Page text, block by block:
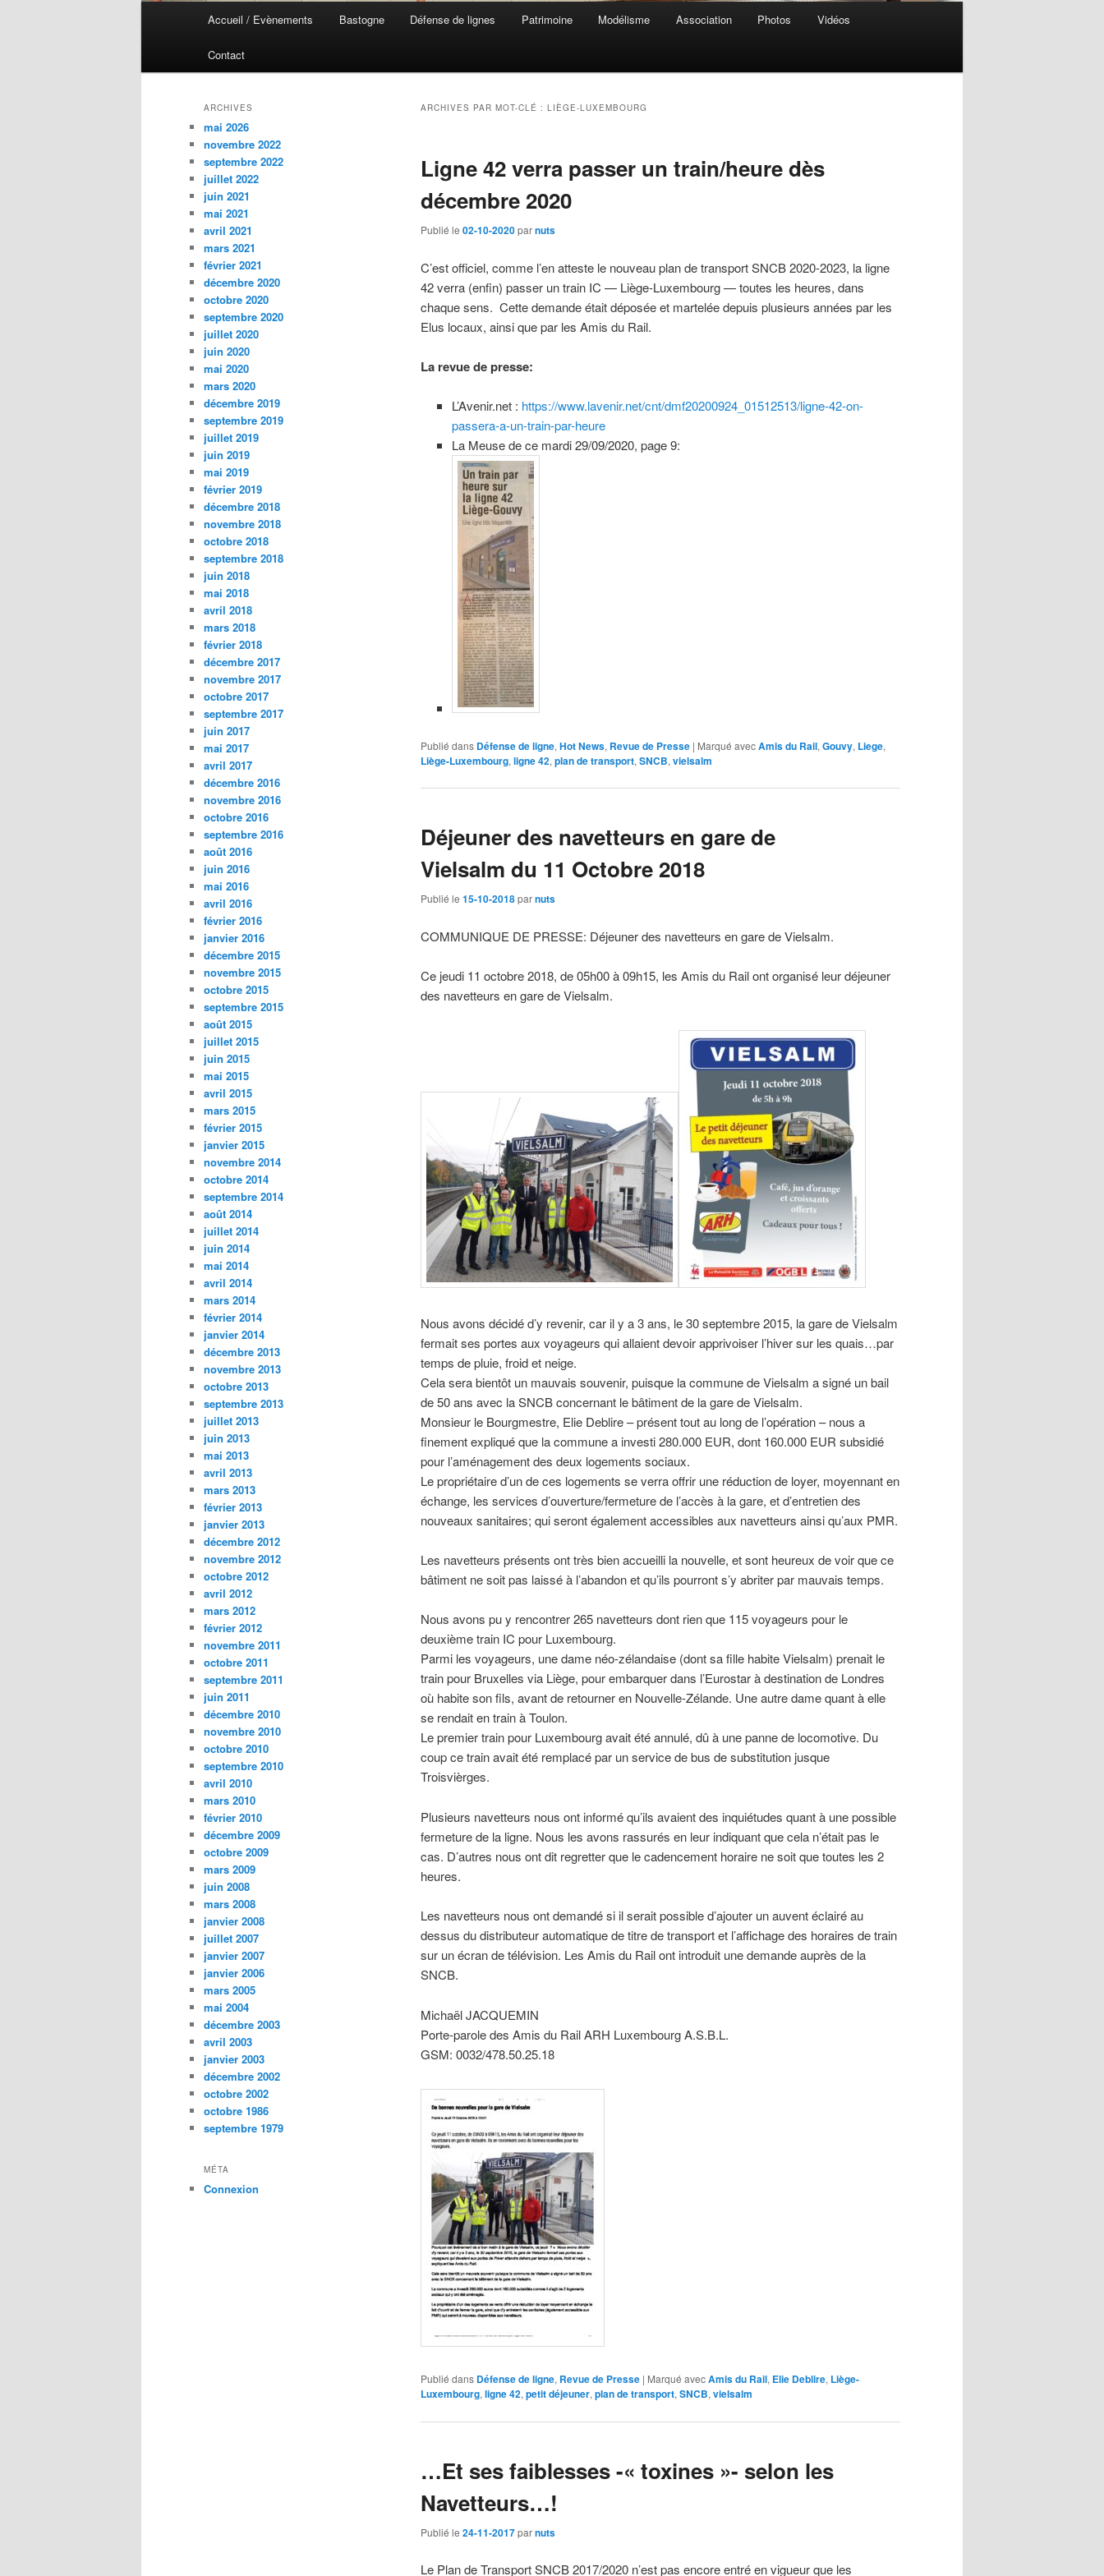
Aller
au
contenu
principal
Aller
au
contenu
secondaire
Accueil / Evènements Bastogne Défense de lignes Patrimoine Modélisme Association Photos Vidéos
Contact
ARCHIVES PAR MOT-CLÉ : LIÈGE-LUXEMBOURG
Ligne 42 verra passer un train/heure dès
décembre 2020
Publié le 02-10-2020parnuts
C’est officiel, comme l’en atteste le nouveau plan de transport SNCB 2020-2023, la ligne
42 verra (enfin) passer un train IC — Liège-Luxembourg — toutes les heures, dans
chaque sens. Cette demande était déposée et martelée depuis plusieurs années par les
Elus locaux, ainsi que par les Amis du Rail.
La revue de presse:
L’Avenir.net : https://www.lavenir.net/cnt/dmf20200924_01512513/ligne-42-on-
passera-a-un-train-par-heure
La Meuse de ce mardi 29/09/2020, page 9:
Publié dans Défense de ligne, Hot News, Revue de Presse | Marqué avecAmis du Rail, Gouvy, Liege,
Liège-Luxembourg, ligne 42, plan de transport, SNCB, vielsalm
Déjeuner des navetteurs en gare de
Vielsalm du 11 Octobre 2018
Publié le 15-10-2018parnuts
COMMUNIQUE DE PRESSE: Déjeuner des navetteurs en gare de Vielsalm.
Ce jeudi 11 octobre 2018, de 05h00 à 09h15, les Amis du Rail ont organisé leur déjeuner
des navetteurs en gare de Vielsalm.
Nous avons décidé d’y revenir, car il y a 3 ans, le 30 septembre 2015, la gare de Vielsalm
fermait ses portes aux voyageurs qui allaient devoir apprivoiser l’hiver sur les quais…par
temps de pluie, froid et neige.
Cela sera bientôt un mauvais souvenir, puisque la commune de Vielsalm a signé un bail
de 50 ans avec la SNCB concernant le bâtiment de la gare de Vielsalm.
Monsieur le Bourgmestre, Elie Deblire – présent tout au long de l’opération – nous a
finement expliqué que la commune a investi 280.000 EUR, dont 160.000 EUR subsidié
pour l’aménagement des deux logements sociaux.
Le propriétaire d’un de ces logements se verra offrir une réduction de loyer, moyennant en
échange, les services d’ouverture/fermeture de l’accès à la gare, et d’entretien des
nouveaux sanitaires; qui seront également accessibles aux navetteurs ainsi qu’aux PMR.
Les navetteurs présents ont très bien accueilli la nouvelle, et sont heureux de voir que ce
bâtiment ne soit pas laissé à l’abandon et qu’ils pourront s’y abriter par mauvais temps.
Nous avons pu y rencontrer 265 navetteurs dont rien que 115 voyageurs pour le
deuxième train IC pour Luxembourg.
Parmi les voyageurs, une dame néo-zélandaise (dont sa fille habite Vielsalm) prenait le
train pour Bruxelles via Liège, pour embarquer dans l’Eurostar à destination de Londres
où habite son fils, avant de retourner en Nouvelle-Zélande. Une autre dame quant à elle
se rendait en train à Toulon.
Le premier train pour Luxembourg avait été annulé, dû à une panne de locomotive. Du
coup ce train avait été remplacé par un service de bus de substitution jusque
Troisvièrges.
Plusieurs navetteurs nous ont informé qu’ils avaient des inquiétudes quant à une possible
fermeture de la ligne. Nous les avons rassurés en leur indiquant que cela n’était pas le
cas. D’autres nous ont dit regretter que le cadencement horaire ne soit que toutes les 2
heures.
Les navetteurs nous ont demandé si il serait possible d’ajouter un auvent éclairé au
dessus du distributeur automatique de titre de transport et l’affichage des horaires de train
sur un écran de télévision. Les Amis du Rail ont introduit une demande auprès de la
SNCB.
Michaël JACQUEMIN
Porte-parole des Amis du Rail ARH Luxembourg A.S.B.L.
GSM: 0032/478.50.25.18
Publié dans Défense de ligne, Revue de Presse | Marqué avecAmis du Rail, Elie Deblire, Liège-
Luxembourg, ligne 42, petit déjeuner, plan de transport, SNCB, vielsalm
…Et ses faiblesses -« toxines »- selon les
Navetteurs…!
Publié le 24-11-2017parnuts
Le Plan de Transport SNCB 2017/2020 n’est pas encore entré en vigueur que les
ARCHIVES
mai 2026
novembre 2022
septembre 2022
juillet 2022
juin 2021
mai 2021
avril 2021
mars 2021
février 2021
décembre 2020
octobre 2020
septembre 2020
juillet 2020
juin 2020
mai 2020
mars 2020
décembre 2019
septembre 2019
juillet 2019
juin 2019
mai 2019
février 2019
décembre 2018
novembre 2018
octobre 2018
septembre 2018
juin 2018
mai 2018
avril 2018
mars 2018
février 2018
décembre 2017
novembre 2017
octobre 2017
septembre 2017
juin 2017
mai 2017
avril 2017
décembre 2016
novembre 2016
octobre 2016
septembre 2016
août 2016
juin 2016
mai 2016
avril 2016
février 2016
janvier 2016
décembre 2015
novembre 2015
octobre 2015
septembre 2015
août 2015
juillet 2015
juin 2015
mai 2015
avril 2015
mars 2015
février 2015
janvier 2015
novembre 2014
octobre 2014
septembre 2014
août 2014
juillet 2014
juin 2014
mai 2014
avril 2014
mars 2014
février 2014
janvier 2014
décembre 2013
novembre 2013
octobre 2013
septembre 2013
juillet 2013
juin 2013
mai 2013
avril 2013
mars 2013
février 2013
janvier 2013
décembre 2012
novembre 2012
octobre 2012
avril 2012
mars 2012
février 2012
novembre 2011
octobre 2011
septembre 2011
juin 2011
décembre 2010
novembre 2010
octobre 2010
septembre 2010
avril 2010
mars 2010
février 2010
décembre 2009
octobre 2009
mars 2009
juin 2008
mars 2008
janvier 2008
juillet 2007
janvier 2007
janvier 2006
mars 2005
mai 2004
décembre 2003
avril 2003
janvier 2003
décembre 2002
octobre 2002
octobre 1986
septembre 1979
MÉTA
Connexion